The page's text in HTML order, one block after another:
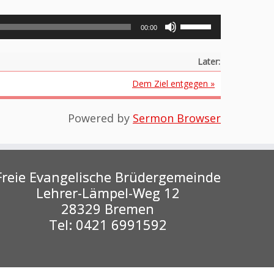
00:00
die
Lautstärke
zu
regeln.
Later:
Dem Ziel entgegen »
Powered by Sermon Browser
Evangelische Brüdergemeinde
Lehrer-Lämpel-Weg 12
28329 Bremen
Tel: 0421 6991592